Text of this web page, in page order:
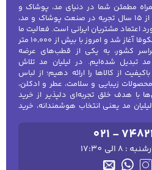
مطمئن شما در دنیای مد، پوشاک و
سبک زندگی | لیلیان مد، با بیش از ۱۵ سال تجربه در صنعت پوشاک و مد،
اعتماد مشتریان ایرانی است. فعالیت ما
از سال ۲۰۰۸ زیرمجموعه گروه شکوفا آغاز شد و امروز با بیش از ۱۰٬۰۰۰ متر
کشور، به یکی از قطب‌های عرضه
تبدیل شده‌ایم. در لیلیان مد تلاش
از کالاها را ارائه دهیم؛ از لباس
محصولات زیبایی و سلامت، عطر و ادکلن،
هدف خلق تجربه‌ای دلپذیر از خرید
مد یعنی انتخاب هوشمندانه، خرید
021 -
الی 17:30